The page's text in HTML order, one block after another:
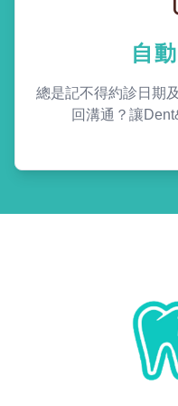
自
總是記不得約診日期
回溝通？讓